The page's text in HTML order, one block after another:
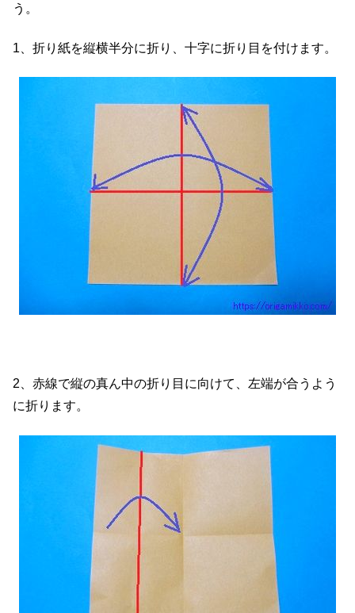
う。
1、折り紙を縦横半分に折り、十字に折り目を付けます。
2、赤線で縦の真ん中の折り目に向けて、左端が合うよう
に折ります。